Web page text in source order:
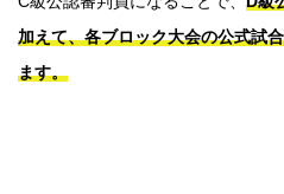
加えて、各ブロック大会の公式試
ます。